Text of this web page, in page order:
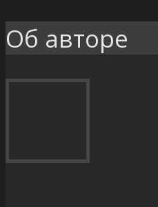
Об авторе